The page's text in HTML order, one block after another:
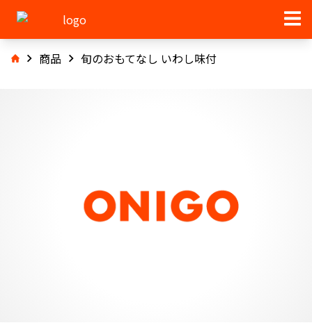
商品 旬のおもてなし いわし味付